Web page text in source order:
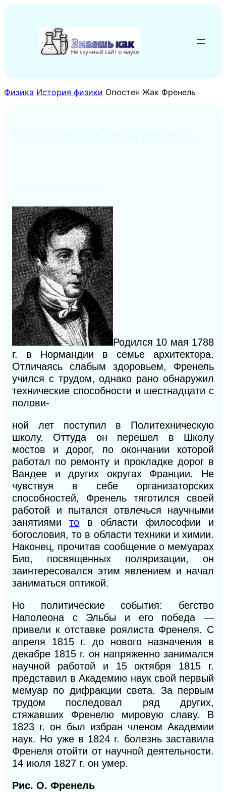
содержимому
Физика История физики Огюстен Жак Френель
Родился 10 мая 1788
г. в Нормандии в семье архитектора.
Отличаясь слабым здоровьем, Френель
учился с трудом, однако рано обнаружил
технические способности и шестнадцати с
полови-
ной лет поступил в Политехническую
школу. Оттуда он перешел в Школу
мостов и дорог, по окончании которой
работал по ремонту и прокладке дорог в
Вандее и других округах Франции. Не
чувствуя в себе организаторских
способностей, Френель тяготился своей
работой и пытался отвлечься научными
занятиямито в области философии и
богословия, то в области техники и химии.
Наконец, прочитав сообщение о мемуарах
Био, посвященных поляризации, он
заинтересовался этим явлением и начал
заниматься оптикой.
Но политические события: бегство
Наполеона с Эльбы и его победа —
привели к отставке роялиста Френеля. С
апреля 1815 г. до нового назначения в
декабре 1815 г. он напряженно занимался
научной работой и 15 октября 1815 г.
представил в Академию наук свой первый
мемуар по дифракции света. За первым
трудом последовал ряд других,
стяжавших Френелю мировую славу. В
1823 г. он был избран членом Академии
наук. Но уже в 1824 г. болезнь заставила
Френеля отойти от научной деятельности.
14 июля 1827 г. он умер.
Рис. О. Френель